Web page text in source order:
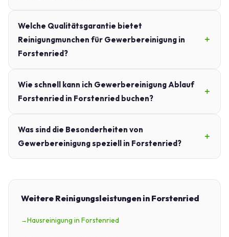
Welche Qualitätsgarantie bietet
Reinigungmunchen für Gewerbereinigung in
Forstenried?
Wie schnell kann ich Gewerbereinigung Ablauf
Forstenried in Forstenried buchen?
Was sind die Besonderheiten von
Gewerbereinigung speziell in Forstenried?
Weitere Reinigungsleistungen in Forstenried
Hausreinigung in Forstenried